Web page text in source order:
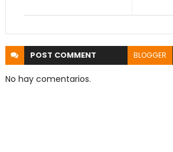
POST COMMENT BLOGGER
No hay comentarios.